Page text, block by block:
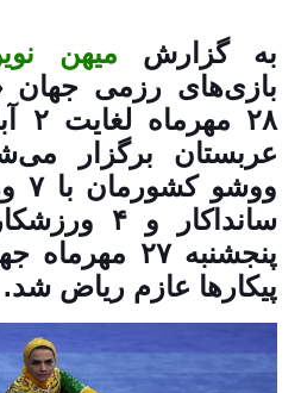
به گزارش میهن
بازی‌های رزمی جهان
عربستان برگزار
سانداکار
پنجشنبه ۲۷
پیکارها عازم ریاض شد.